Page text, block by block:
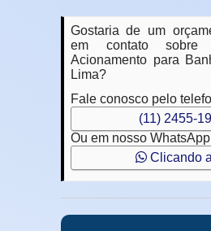
Gostaria de um
em contato sobre
Acionamento para
Lima?
Fale conosco pelo
(11) 2455-
Ou em nosso WhatsApp
Clicando